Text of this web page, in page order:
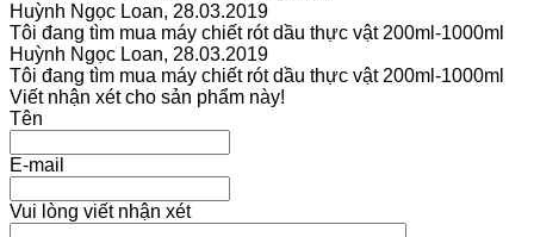
Huỳnh Ngọc Loan, 28.03.2019
Tôi đang tìm mua máy chiết rót dầu thực vật 200ml-1000ml
Huỳnh Ngọc Loan, 28.03.2019
Tôi đang tìm mua máy chiết rót dầu thực vật 200ml-1000ml
Viết nhận xét cho sản phẩm này!
Tên
E-mail
Vui lòng viết nhận xét